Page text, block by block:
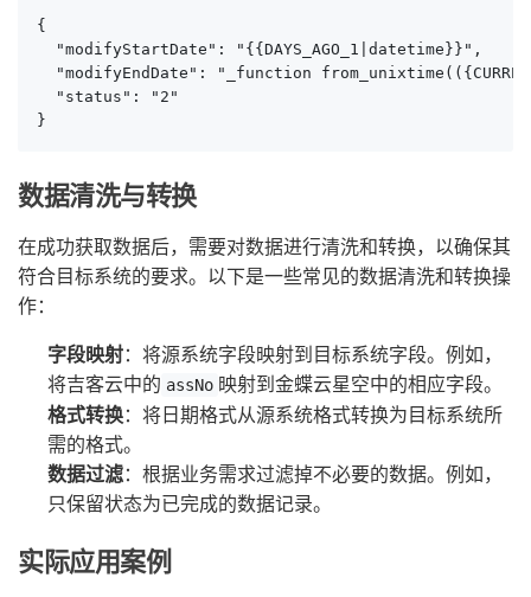
{
  "modifyStartDate": "{{DAYS_AGO_1|datetime}}",
"modifyEndDate": "_function
  "status": "2"
}
数据清洗与转换
在成功获取数据后，需要对数据进行清洗和转换，以确保其
符合目标系统的要求。以下是一些常见的数据清洗和转换操
作：
字段映射：将源系统字段映射到目标系统字段。例如，
将吉客云中的 assNo 映射到金蝶云星空中的相应字段。
格式转换：将日期格式从源系统格式转换为目标系统所
需的格式。
数据过滤：根据业务需求过滤掉不必要的数据。例如，
只保留状态为已完成的数据记录。
实际应用案例